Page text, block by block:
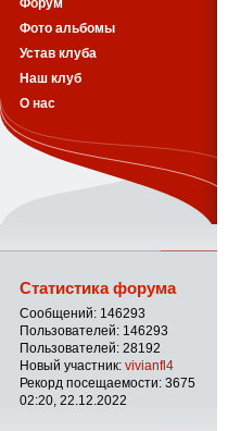
Форум
Фото альбомы
Устав клуба
Наш клуб
О нас
Статистика форума
Сообщений: 146293
Пользователей: 146293
Пользователей: 28192
Новый участник: vivianfl4
Рекорд посещаемости: 3675
02:20, 22.12.2022